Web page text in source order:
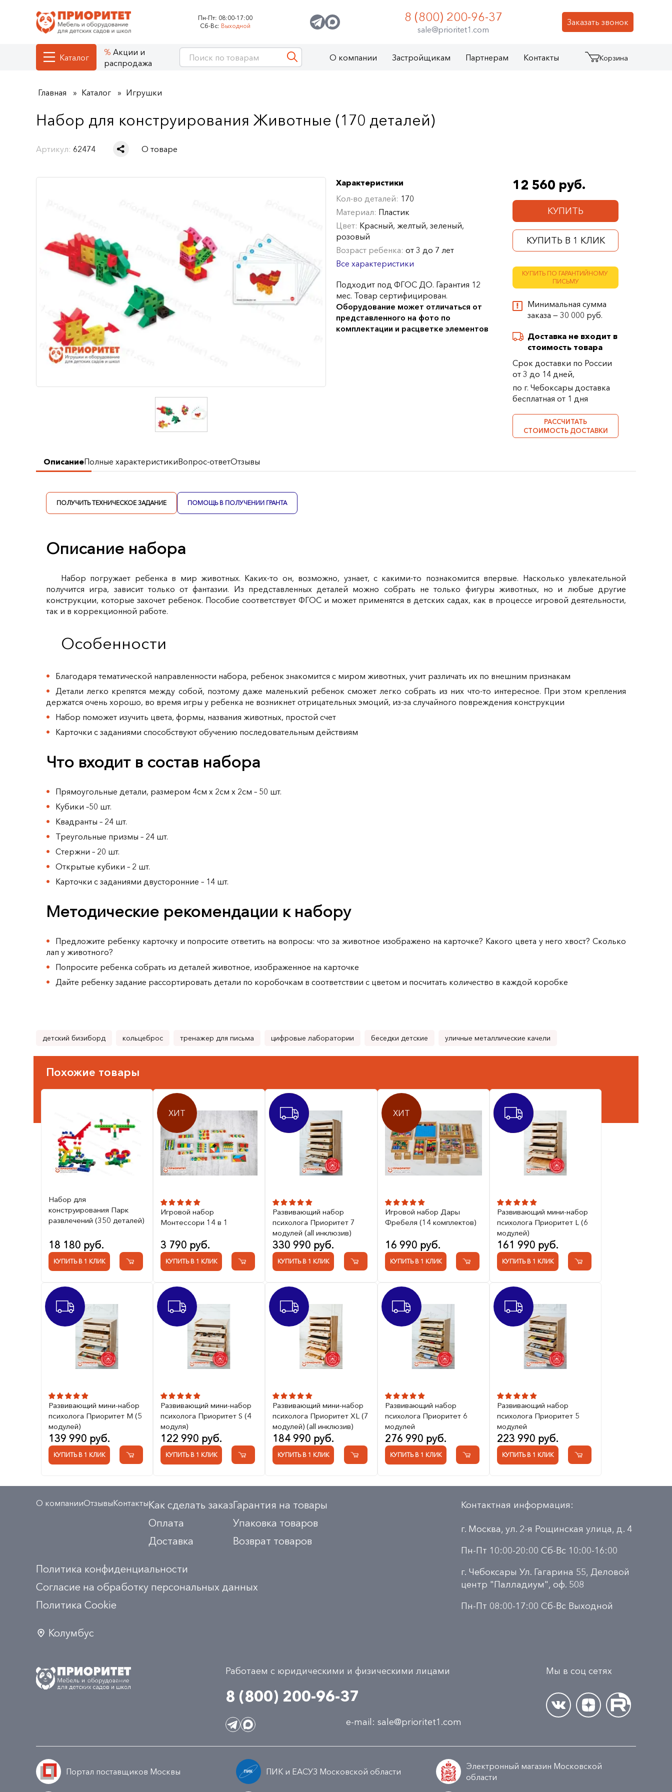
Пн-Пт: 08:00-17:00
Сб-Вс: Выходной Заказать звонок
8 (800) 200-96-37
sale@prioritet1.com
Каталог
Акции и
распродажа
О компании Застройщикам Партнерам Контакты Корзина
Главная Каталог Игрушки
Набор для конструирования Животные (170 деталей)
Артикул: 62474 О товаре
12 560 руб.
КУПИТЬ
КУПИТЬ В 1 КЛИК
КУПИТЬ ПО ГАРАНТИЙНОМУ
ПИСЬМУ
Минимальная сумма
заказа — 30 000 руб.
Доставка не входит в
стоимость товара
Срок доставки по России
от 3 до 14 дней,
по г. Чебоксары доставка
бесплатная от 1 дня
РАССЧИТАТЬ
СТОИМОСТЬ ДОСТАВКИ
Характеристики
Кол-во деталей: 170
Материал: Пластик
Цвет: Красный, желтый, зеленый,
розовый
Возраст ребенка: от 3 до 7 лет
Все характеристики
Подходит под ФГОС ДО. Гарантия 12
мес. Товар сертифицирован.
Оборудование может отличаться от
представленного на фото по
комплектации и расцветке элементов
ОписаниеПолные характеристикиВопрос-ответОтзывы
ПОЛУЧИТЬ ТЕХНИЧЕСКОЕ ЗАДАНИЕ ПОМОЩЬ В ПОЛУЧЕНИИ ГРАНТА
Описание набора
Набор погружает ребенка в мир животных. Каких-то он, возможно, узнает, с какими-то познакомится впервые. Насколько увлекательной
получится игра, зависит только от фантазии. Из представленных деталей можно собрать не только фигуры животных, но и любые другие
конструкции, которые захочет ребенок. Пособие соответствует ФГОС и может применятся в детских садах, как в процессе игровой деятельности,
так и в коррекционной работе.
Особенности
Благодаря тематической направленности набора, ребенок знакомится с миром животных, учит различать их по внешним признакам
Детали легко крепятся между собой, поэтому даже маленький ребенок сможет легко собрать из них что-то интересное. При этом крепления
держатся очень хорошо, во время игры у ребенка не возникнет отрицательных эмоций, из-за случайного повреждения конструкции
Набор поможет изучить цвета, формы, названия животных, простой счет
Карточки с заданиями способствуют обучению последовательным действиям
Что входит в состав набора
Прямоугольные детали, размером 4см х 2см х 2см – 50 шт.
Кубики –50 шт.
Квадранты – 24 шт.
Треугольные призмы – 24 шт.
Стержни – 20 шт.
Открытые кубики – 2 шт.
Карточки с заданиями двусторонние – 14 шт.
Методические рекомендации к набору
Предложите ребенку карточку и попросите ответить на вопросы: что за животное изображено на карточке? Какого цвета у него хвост? Сколько
лап у животного?
Попросите ребенка собрать из деталей животное, изображенное на карточке
Дайте ребенку задание рассортировать детали по коробочкам в соответствии с цветом и посчитать количество в каждой коробке
детский бизиборд кольцеброс тренажер для письма цифровые лаборатории беседки детские уличные металлические качели
Похожие товары
Набор для
конструирования Парк
развлечений (350 деталей)
18 180 руб.
КУПИТЬ В 1 КЛИК
ХИТ
Игровой набор
Монтессори 14 в 1
3 790 руб.
КУПИТЬ В 1 КЛИК
ХИТ
Развивающий набор
психолога Приоритет 7
модулей (all инклюзив)
330 990 руб.
КУПИТЬ В 1 КЛИК
ХИТ
Игровой набор Дары
Фребеля (14 комплектов)
16 990 руб.
КУПИТЬ В 1 КЛИК
ХИТ
Развивающий мини-набор
психолога Приоритет L (6
модулей)
161 990 руб.
КУПИТЬ В 1 КЛИК
Развивающий мини-набор
психолога Приоритет M (5
модулей)
139 990 руб.
КУПИТЬ В 1 КЛИК
Развивающий мини-набор
психолога Приоритет S (4
модуля)
122 990 руб.
КУПИТЬ В 1 КЛИК
Развивающий мини-набор
психолога Приоритет XL (7
модулей) (all инклюзив)
184 990 руб.
КУПИТЬ В 1 КЛИК
Развивающий набор
психолога Приоритет 6
модулей
276 990 руб.
КУПИТЬ В 1 КЛИК
Развивающий набор
психолога Приоритет 5
модулей
223 990 руб.
КУПИТЬ В 1 КЛИК
О компанииОтзывыКонтактыКак сделать заказ
Оплата
Доставка
Гарантия на товары
Упаковка товаров
Возврат товаров
Политика конфиденциальности
Согласие на обработку персональных данных
Политика Сookie
Колумбус
Контактная информация:
г. Москва, ул. 2-я Рощинская улица, д. 4
Пн-Пт 10:00-20:00 Сб-Вс 10:00-16:00
г. Чебоксары Ул. Гагарина 55, Деловой
центр "Палладиум", оф. 508
Пн-Пт 08:00-17:00 Сб-Вс Выходной
Работаем с юридическими и физическими лицами
8 (800) 200-96-37
e-mail: sale@prioritet1.com
Мы в соц сетях
Портал поставщиков Москвы ПИК и ЕАСУЗ Московской области
Электронный магазин Московской
области